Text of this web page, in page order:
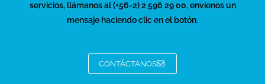
servicios, llámanos al (+56-2) 2 596 29 00, envíenos un
mensaje haciendo clic en el botón.
CONTÁCTANOS